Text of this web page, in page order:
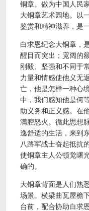
铜章。做为中国人民
大铜章艺术园地。以
鉴赏和精神滋养，是
白求恩纪念大铜章，
醒目而突出；宽阔的
刚毅、坚强和不同
力量和情感使他义无
亡，他是怎样一种心
中，我们感知他是何
助义务和正义感。在
满腔怒火。循此思想
逸舒适的生活，来到
八路军战士奋起抵抗
使铜章主人公顿觉曙
确的。
大铜章背面是人们熟
场景。横梁曲瓦屋檐
台前，配合协助白求